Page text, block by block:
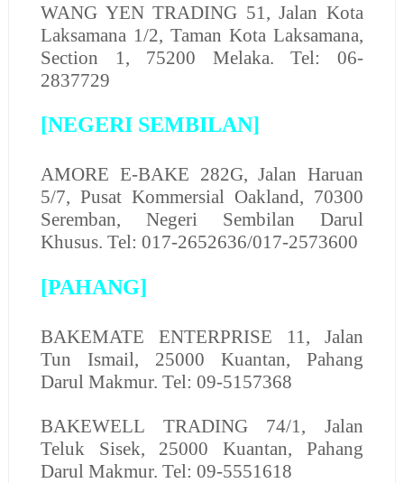
WANG YEN TRADING 51, Jalan Kota
Laksamana 1/2, Taman Kota Laksamana,
Section 1, 75200 Melaka. Tel: 06-
2837729
[NEGERI SEMBILAN]
AMORE E-BAKE 282G, Jalan Haruan
5/7, Pusat Kommersial Oakland, 70300
Seremban, Negeri Sembilan Darul
Khusus. Tel: 017-2652636/017-2573600
[PAHANG]
BAKEMATE ENTERPRISE 11, Jalan
Tun Ismail, 25000 Kuantan, Pahang
Darul Makmur. Tel: 09-5157368
BAKEWELL TRADING74/1, Jalan
Teluk Sisek, 25000 Kuantan, Pahang
Darul Makmur. Tel: 09-5551618